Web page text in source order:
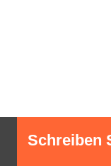
Schreiben